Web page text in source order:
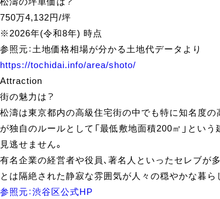
750万4,132円/坪
※2026年(令和8年) 時点
参照元：土地価格相場が分かる土地代データより
https://tochidai.info/area/shoto/
Attraction
街の魅力は？
松濤は東京都内の高級住宅街の中でも特に知名度の
が独自のルールとして「最低敷地面積200㎡」とい
見逃せません。
有名企業の経営者や役員、著名人といったセレブが
とは隔絶された静寂な雰囲気が人々の穏やかな暮ら
参照元：渋谷区公式HP